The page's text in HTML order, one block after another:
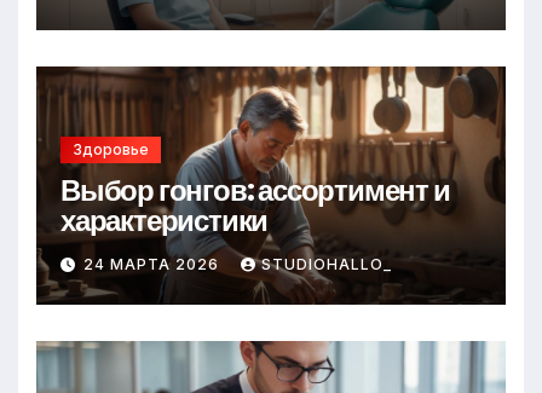
Здоровье
Выбор гонгов: ассортимент и
характеристики
24 МАРТА 2026 STUDIOHALLO_